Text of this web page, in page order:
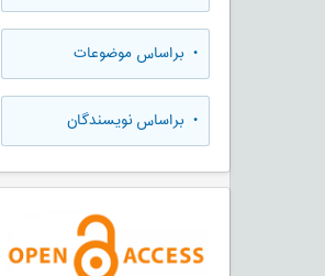
• براساس موضوعات
• براساس نویسندگان